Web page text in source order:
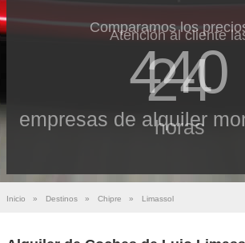
Comparamos los
440
empresas de alquiler
Atención al cliente
24
horas
Inicio » Destinos » Chipre » Limassol